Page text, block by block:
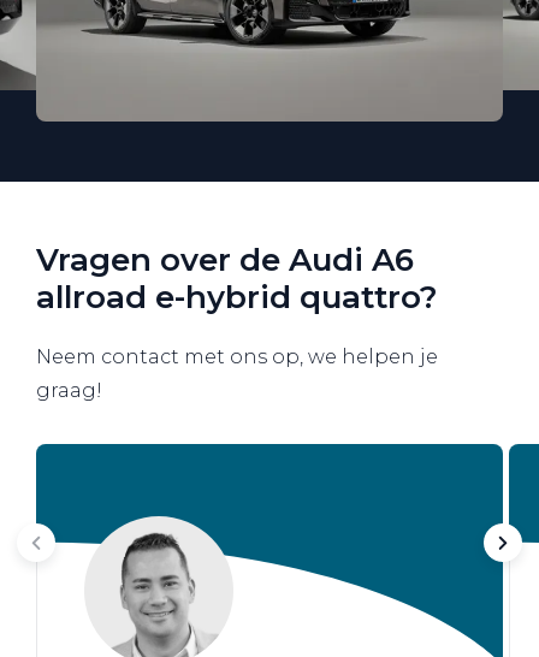
Vragen over de Audi A6
allroad e-hybrid quattro?
Neem contact met ons op, we helpen je
graag!